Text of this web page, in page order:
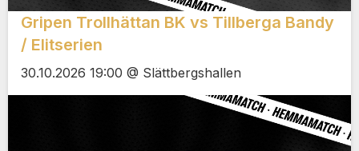
Gripen Trollhättan BK vs Tillberga Bandy
/ Elitserien
30.10.2026 19:00 @ Slättbergshallen